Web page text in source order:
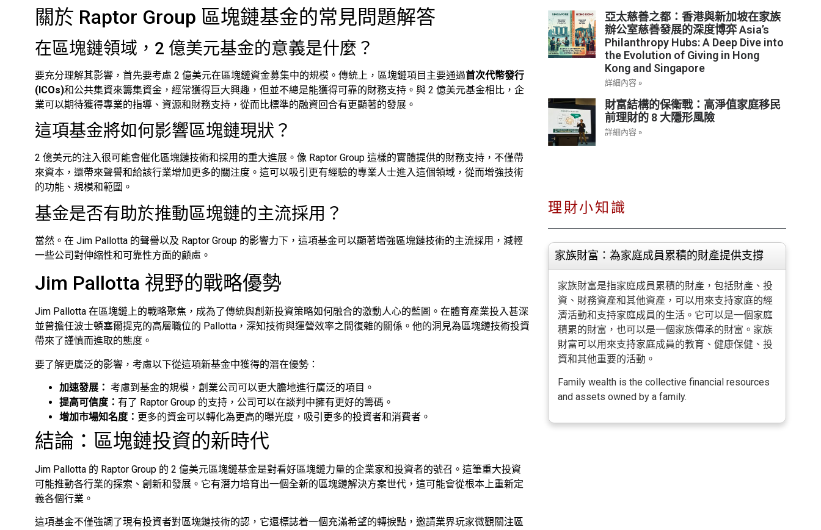
關於 Raptor Group 區塊鏈基金的常見問題解答
在區塊鏈領域，2 億美元基金的意義是什麼？
要充分理解其影響，首先要考慮 2 億美元在區塊鏈資金募集中的規模。傳統上，區塊鏈項目主要通過首次代幣發行
(ICOs)和公共集資來籌集資金，經常獲得巨大興趣，但並不總是能獲得可靠的財務支持。與 2 億美元基金相比，企
業可以期待獲得專業的指導、資源和財務支持，從而比標準的融資回合有更顯著的發展。
這項基金將如何影響區塊鏈現狀？
2 億美元的注入很可能會催化區塊鏈技術和採用的重大進展。像 Raptor Group 這樣的實體提供的財務支持，不僅帶
來資本，還帶來聲譽和給該行業增加更多的關注度。這可以吸引更有經驗的專業人士進入這個領域，從而增強技術
的功能、規模和範圍。
基金是否有助於推動區塊鏈的主流採用？
當然。在 Jim Pallotta 的聲譽以及 Raptor Group 的影響力下，這項基金可以顯著增強區塊鏈技術的主流採用，減輕
一些公司對伸縮性和可靠性方面的顧慮。
Jim Pallotta 視野的戰略優勢
Jim Pallotta 在區塊鏈上的戰略聚焦，成為了傳統與創新投資策略如何融合的激動人心的藍圖。在體育產業投入甚深
並曾擔任波士頓塞爾提克的高層職位的 Pallotta，深知技術與運營效率之間復雜的關係。他的洞見為區塊鏈技術投資
帶來了謹慎而進取的態度。
要了解更廣泛的影響，考慮以下從這項新基金中獲得的潛在優勢：
加速發展： 考慮到基金的規模，創業公司可以更大膽地進行廣泛的項目。
提高可信度： 有了 Raptor Group 的支持，公司可以在談判中擁有更好的籌碼。
增加市場知名度： 更多的資金可以轉化為更高的曝光度，吸引更多的投資者和消費者。
結論：區塊鏈投資的新時代
Jim Pallotta 的 Raptor Group 的 2 億美元區塊鏈基金是對看好區塊鏈力量的企業家和投資者的號召。這筆重大投資
可能推動各行業的探索、創新和發展。它有潛力培育出一個全新的區塊鏈解決方案世代，這可能會從根本上重新定
義各個行業。
這項基金不僅強調了現有投資者對區塊鏈技術的認，它還標誌着一個充滿希望的轉捩點，邀請業界玩家微觀關注區
亞太慈善之都：香港與新加坡在家族
辦公室慈善發展的深度博弈 Asia’s
Philanthropy Hubs: A Deep Dive into
the Evolution of Giving in Hong
Kong and Singapore
詳細內容 »
財富結構的保衛戰：高淨值家庭移民
前理財的 8 大隱形風險
詳細內容 »
理財小知識
家族財富：為家庭成員累積的財產提供支撐
家族財富是指家庭成員累積的財產，包括財產、投
資、財務資產和其他資產，可以用來支持家庭的經
濟活動和支持家庭成員的生活。它可以是一個家庭
積累的財富，也可以是一個家族傳承的財富。家族
財富可以用來支持家庭成員的教育、健康保健、投
資和其他重要的活動。
Family wealth is the collective financial resources
and assets owned by a family.